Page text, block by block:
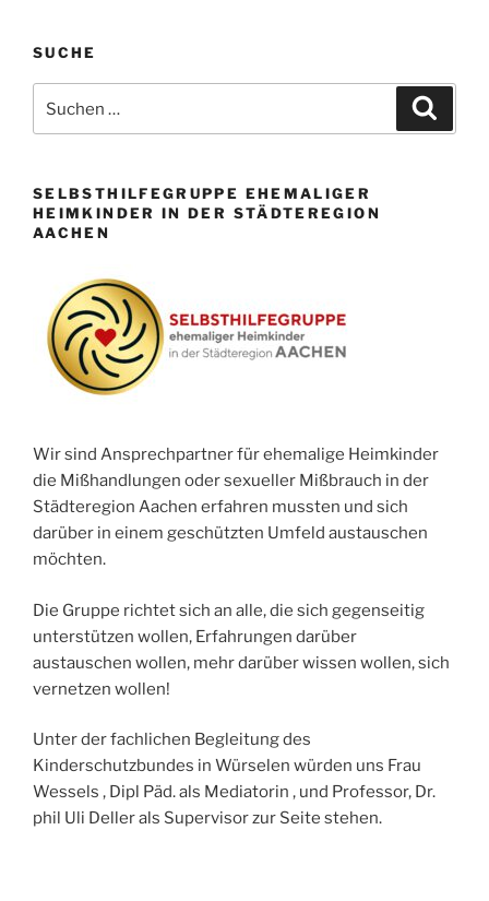
SUCHE
nach:
SELBSTHILFEGRUPPE EHEMALIGER
HEIMKINDER IN DER STÄDTEREGION
AACHEN
Wir sind Ansprechpartner für ehemalige Heimkinder
die Mißhandlungen oder sexueller Mißbrauch in der
Städteregion Aachen erfahren mussten und sich
darüber in einem geschützten Umfeld austauschen
möchten.
Die Gruppe richtet sich an alle, die sich gegenseitig
unterstützen wollen, Erfahrungen darüber
austauschen wollen, mehr darüber wissen wollen, sich
vernetzen wollen!
Unter der fachlichen Begleitung des
Kinderschutzbundes in Würselen würden uns Frau
Wessels , Dipl Päd. als Mediatorin , und Professor, Dr.
phil Uli Deller als Supervisor zur Seite stehen.